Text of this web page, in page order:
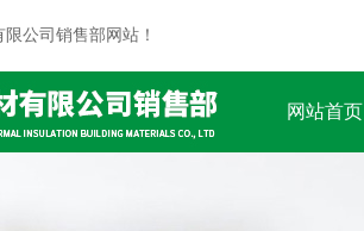
公司销售部网站！
网站首页